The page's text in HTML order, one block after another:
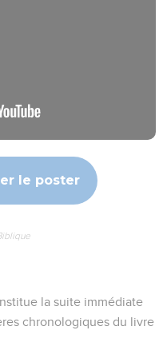
le poster
la suite immédiate
chronologiques du livre